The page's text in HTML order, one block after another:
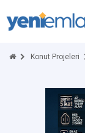
Konut Projeleri